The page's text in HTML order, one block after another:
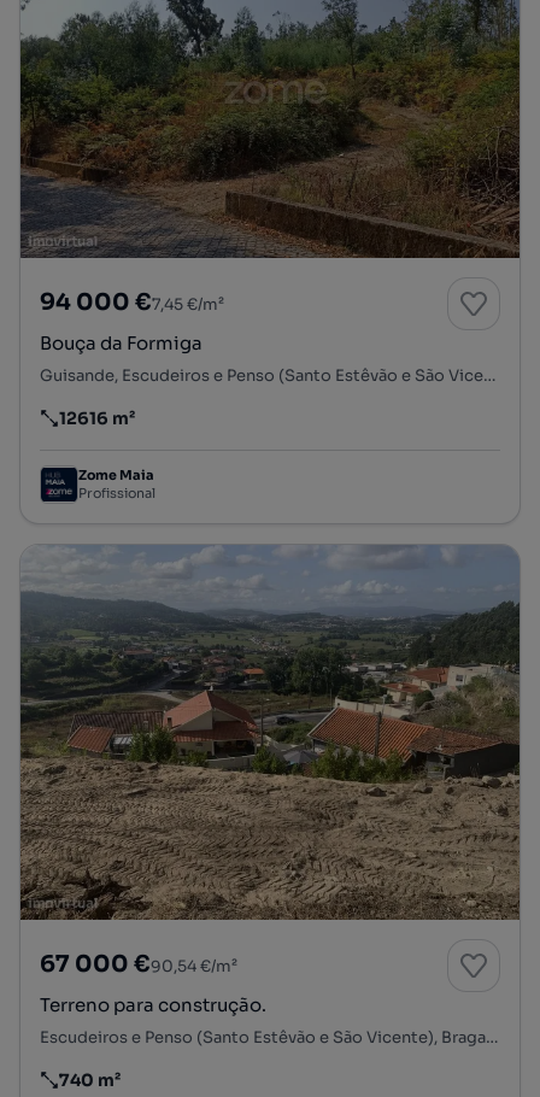
94 000 €7,45 €/m²
Bouça da Formiga
Guisande, Escudeiros e Penso (Santo Estêvão e São Vicente), Braga, Braga
Preço por metro quadrado
12616 m²
Zome Maia
Profissional
67 000 €90,54 €/m²
Terreno para construção.
Escudeiros e Penso (Santo Estêvão e São Vicente), Braga, Braga
Preço por metro quadrado
740 m²